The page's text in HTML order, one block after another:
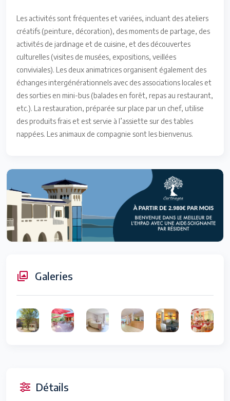
Les activités sont fréquentes et variées, incluant des ateliers
créatifs (peinture, décoration), des moments de partage, des
activités de jardinage et de cuisine, et des découvertes
culturelles (visites de musées, expositions, veillées
conviviales). Les deux animatrices organisent également des
échanges intergénérationnels avec des associations locales et
des sorties en mini-bus (balades en forêt, repas au restaurant,
etc.). La restauration, préparée sur place par un chef, utilise
des produits frais et est servie à l’assiette sur des tables
nappées. Les animaux de compagnie sont les bienvenus.
Galeries
Détails